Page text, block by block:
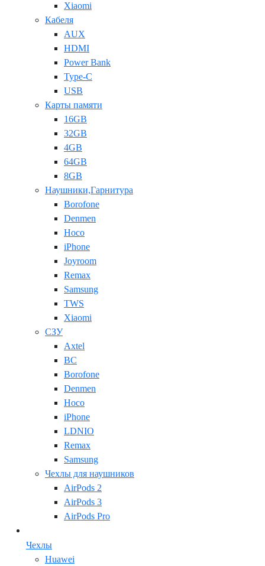
Xiaomi
Кабеля
AUX
HDMI
Power Bank
Type-C
USB
Карты памяти
16GB
32GB
4GB
64GB
8GB
Наушники,Гарнитура
Borofone
Denmen
Hoco
iPhone
Joyroom
Remax
Samsung
TWS
Xiaomi
СЗУ
Axtel
BC
Borofone
Denmen
Hoco
iPhone
LDNIO
Remax
Samsung
Чехлы для наушников
AirPods 2
AirPods 3
AirPods Pro
Чехлы
Huawei